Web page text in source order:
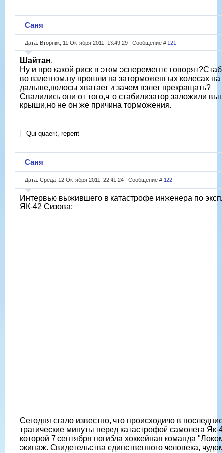
Саня
Дата: Вторник, 11 Октября 2011, 13:49:29 | Сообщение # 121
Шайтан,
Ну и про какой риск в этом эсперементе
во взлетном,ну прошли на заторможенных колесах
дальше,полосы хватает и зачем взлет прекращать?
Свалились они от того,что стабилизатор заложили
крыши,но не он же причина торможения.
Qui quaerit, reperit
Саня
Дата: Среда, 12 Октября 2011, 22:41:24 | Сообщение # 122
Интервью выжившего в катастрофе инженера по
ЯК-42 Сизова:
Сегодня стало известно, что происходило в
трагические минуты перед катастрофой самолета Як-
которой 7 сентября погибла хоккейная команда
экипаж. Свидетельства единственного человека,